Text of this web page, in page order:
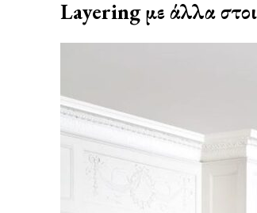
Layering με άλλα